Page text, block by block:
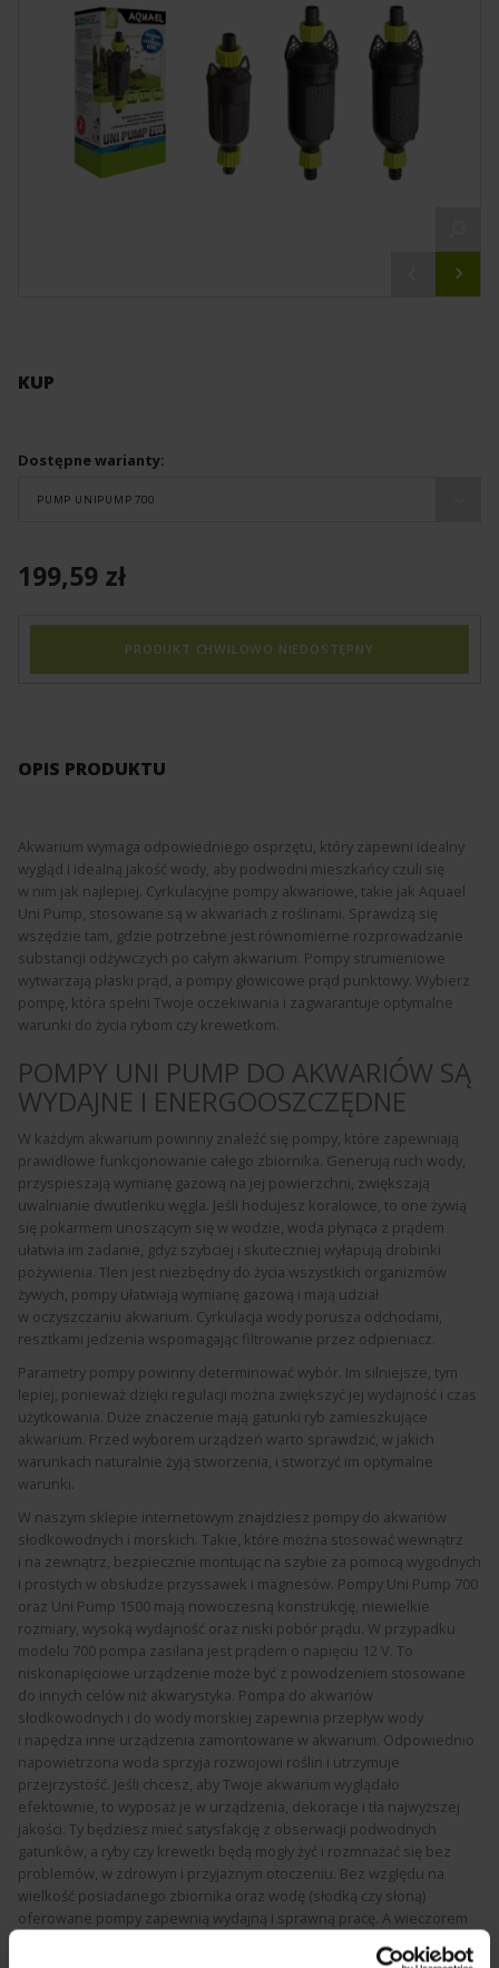
KUP
Dostępne warianty:
PUMP UNIPUMP 700
199,59 zł
PRODUKT CHWILOWO NIEDOSTĘPNY
OPIS PRODUKTU
Akwarium wymaga odpowiedniego osprzętu, który zapewni idealny
wygląd i idealną jakość wody, aby podwodni mieszkańcy czuli się
w nim jak najlepiej. Cyrkulacyjne pompy akwariowe, takie jak Aquael
Uni Pump, stosowane są w akwariach z roślinami. Sprawdzą się
wszędzie tam, gdzie potrzebne jest równomierne rozprowadzanie
substancji odżywczych po całym akwarium. Pompy strumieniowe
wytwarzają płaski prąd, a pompy głowicowe prąd punktowy. Wybierz
pompę, która spełni Twoje oczekiwania i zagwarantuje optymalne
warunki do życia rybom czy krewetkom.
POMPY UNI PUMP DO AKWARIÓW SĄ
WYDAJNE I ENERGOOSZCZĘDNE
W każdym akwarium powinny znaleźć się pompy, które zapewniają
prawidłowe funkcjonowanie całego zbiornika. Generują ruch wody,
przyspieszają wymianę gazową na jej powierzchni, zwiększają
uwalnianie dwutlenku węgla. Jeśli hodujesz koralowce, to one żywią
się pokarmem unoszącym się w wodzie, woda płynąca z prądem
ułatwia im zadanie, gdyż szybciej i skuteczniej wyłapują drobinki
pożywienia. Tlen jest niezbędny do życia wszystkich organizmów
żywych, pompy ułatwiają wymianę gazową i mają udział
w oczyszczaniu akwarium. Cyrkulacja wody porusza odchodami,
resztkami jedzenia wspomagając filtrowanie przez odpieniacz.
Parametry pompy powinny determinować wybór. Im silniejsze, tym
lepiej, ponieważ dzięki regulacji można zwiększyć jej wydajność i czas
użytkowania. Duże znaczenie mają gatunki ryb zamieszkujące
akwarium. Przed wyborem urządzeń warto sprawdzić, w jakich
warunkach naturalnie żyją stworzenia, i stworzyć im optymalne
warunki.
W naszym sklepie internetowym znajdziesz pompy do akwariów
słodkowodnych i morskich. Takie, które można stosować wewnątrz
i na zewnątrz, bezpiecznie montując na szybie za pomocą wygodnych
i prostych w obsłudze przyssawek i magnesów. Pompy Uni Pump 700
oraz Uni Pump 1500 mają nowoczesną konstrukcję, niewielkie
rozmiary, wysoką wydajność oraz niski pobór prądu. W przypadku
modelu 700 pompa zasilana jest prądem o napięciu 12 V. To
niskonapięciowe urządzenie może być z powodzeniem stosowane
do innych celów niż akwarystyka. Pompa do akwariów
słodkowodnych i do wody morskiej zapewnia przepływ wody
i napędza inne urządzenia zamontowane w akwarium. Odpowiednio
napowietrzona woda sprzyja rozwojowi roślin i utrzymuje
przejrzystość. Jeśli chcesz, aby Twoje akwarium wyglądało
efektownie, to wyposaż je w urządzenia, dekoracje i tła najwyższej
jakości. Ty będziesz mieć satysfakcję z obserwacji podwodnych
gatunków, a ryby czy krewetki będą mogły żyć i rozmnażać się bez
problemów, w zdrowym i przyjaznym otoczeniu. Bez względu na
wielkość posiadanego zbiornika oraz wodę (słodką czy słoną)
oferowane pompy zapewnią wydajną i sprawną pracę. A wieczorem